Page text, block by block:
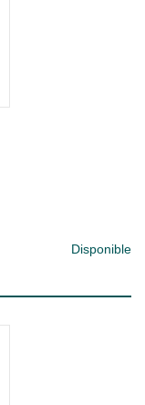
Disponible